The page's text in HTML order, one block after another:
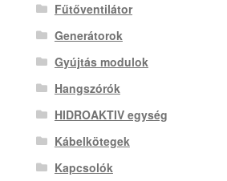
Fűtőventilátor
Generátorok
Gyújtás modulok
Hangszórók
HIDROAKTIV egység
Kábelkötegek
Kapcsolók